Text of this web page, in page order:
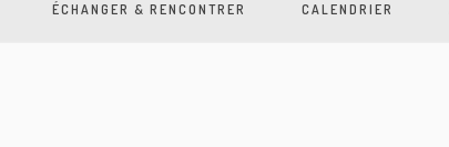
ÉCHANGER & RENCONTRER CALENDRIER